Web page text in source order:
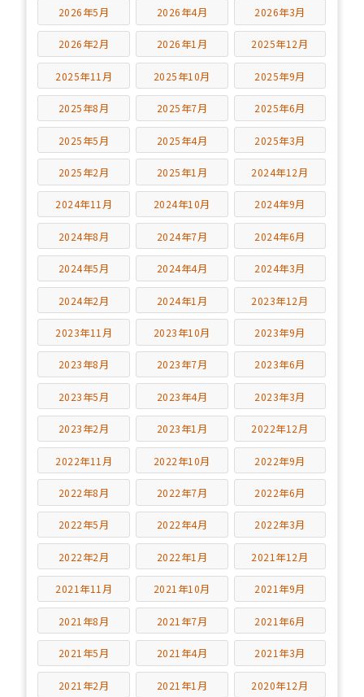
2026年5月 2026年4月 2026年3月
2026年2月 2026年1月 2025年12月
2025年11月 2025年10月 2025年9月
2025年8月 2025年7月 2025年6月
2025年5月 2025年4月 2025年3月
2025年2月 2025年1月 2024年12月
2024年11月 2024年10月 2024年9月
2024年8月 2024年7月 2024年6月
2024年5月 2024年4月 2024年3月
2024年2月 2024年1月 2023年12月
2023年11月 2023年10月 2023年9月
2023年8月 2023年7月 2023年6月
2023年5月 2023年4月 2023年3月
2023年2月 2023年1月 2022年12月
2022年11月 2022年10月 2022年9月
2022年8月 2022年7月 2022年6月
2022年5月 2022年4月 2022年3月
2022年2月 2022年1月 2021年12月
2021年11月 2021年10月 2021年9月
2021年8月 2021年7月 2021年6月
2021年5月 2021年4月 2021年3月
2021年2月 2021年1月 2020年12月